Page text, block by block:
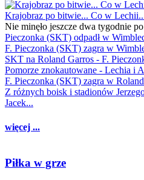
Krajobraz po bitwie... Co w
Nie minęło jeszcze dwa tygodnie
Pieczonka (SKT) odpadł w
F. Pieczonka (SKT) zagra w
SKT na Roland Garros - F.
Pomorze znokautowane - Lechia i
F. Pieczonka (SKT) zagra w
Z różnych boisk i stadionów
Jacek...
więcej ...
Piłka w grze